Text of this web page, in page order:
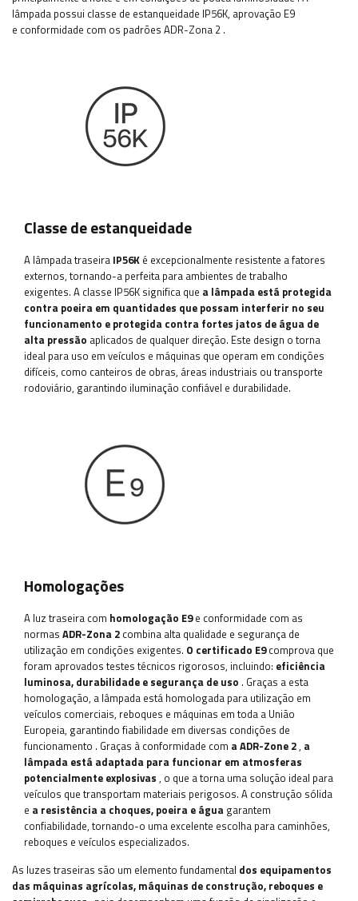
lâmpada possui classe de estanqueidade IP56K, aprovação E9
e conformidade com os padrões ADR-Zona 2 .
Classe de estanqueidade
A lâmpada traseira IP56K é excepcionalmente resistente a fatores
externos, tornando-a perfeita para ambientes de trabalho
exigentes. A classe IP56K significa que a lâmpada está protegida
contra poeira em quantidades que possam interferir no seu
funcionamento e protegida contra fortes jatos de água de
alta pressão aplicados de qualquer direção. Este design o torna
ideal para uso em veículos e máquinas que operam em condições
difíceis, como canteiros de obras, áreas industriais ou transporte
rodoviário, garantindo iluminação confiável e durabilidade.
Homologações
A luz traseira com homologação E9e conformidade com as
normas ADR-Zona 2 combina alta qualidade e segurança de
utilização em condições exigentes. O certificado E9comprova que
foram aprovados testes técnicos rigorosos, incluindo: eficiência
luminosa, durabilidade e segurança de uso . Graças a esta
homologação, a lâmpada está homologada para utilização em
veículos comerciais, reboques e máquinas em toda a União
Europeia, garantindo fiabilidade em diversas condições de
funcionamento . Graças à conformidade com a ADR-Zone 2, a
lâmpada está adaptada para funcionar em atmosferas
potencialmente explosivas , o que a torna uma solução ideal para
veículos que transportam materiais perigosos. A construção sólida
e a resistência a choques, poeira e água garantem
confiabilidade, tornando-o uma excelente escolha para caminhões,
reboques e veículos especializados.
As luzes traseiras são um elemento fundamental dos equipamentos
das máquinas agrícolas, máquinas de construção, reboques e